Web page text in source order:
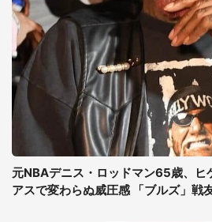
元NBAデニス・ロッドマン65歳、ヒ
アスで変わらぬ威圧感 「ブルズ」戦